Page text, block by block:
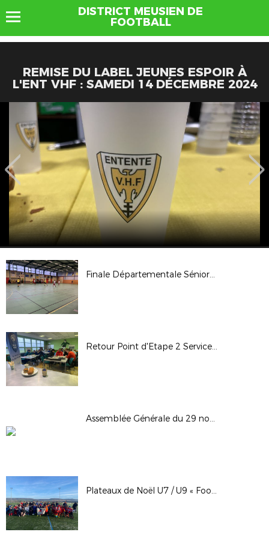
DISTRICT MEUSIEN DE
FOOTBALL
REMISE DU LABEL JEUNES ESPOIR À
L'ENT VHF : SAMEDI 14 DÉCEMBRE 2024
Finale Départementale Séniors G à Void : dimanche 12 janvier 2025
Retour Point d'Etape 2 Services Civiques - samedi 7 décembre 2024 à Dugny
Assemblée Générale du 29 novembre 2024 à Dugny
Plateaux de Noël U7 / U9 « Foot de cœur » 24 25